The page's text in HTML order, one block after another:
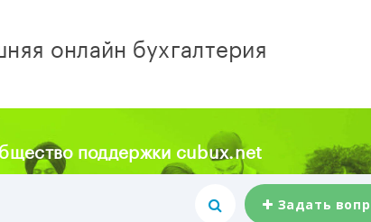
онлайн бухгалтерия
поддержки cubux.net
Задать